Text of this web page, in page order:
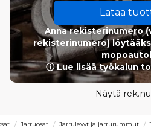
Lataa
Anna rekisterinumero
rekisterinumero)
ⓘ Lue lisää työkalun
Näytä
Jarruosat Jarrulevyt ja jarrurummut